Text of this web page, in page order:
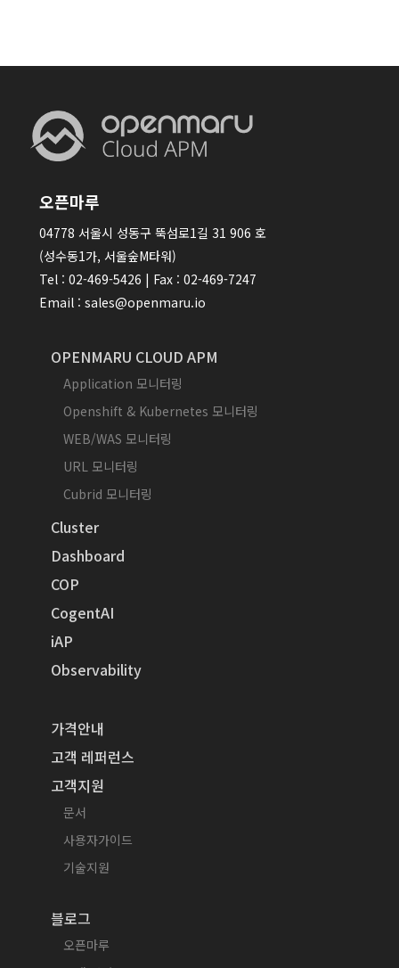
오픈마루
04778 서울시 성동구 뚝섬로1길 31 906 호
(성수동1가, 서울숲M타워)
Tel : 02-469-5426 | Fax : 02-469-7247
Email : sales@openmaru.io
OPENMARU CLOUD APM
Application 모니터링
Openshift & Kubernetes 모니터링
WEB/WAS 모니터링
URL 모니터링
Cubrid 모니터링
Cluster
Dashboard
COP
CogentAI
iAP
Observability
가격안내
고객 레퍼런스
고객지원
문서
사용자가이드
기술지원
블로그
오픈마루